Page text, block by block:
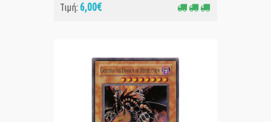
Τιμή: 6,00€